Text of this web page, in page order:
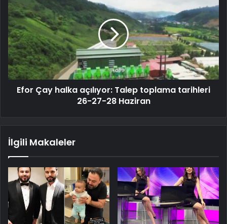
Efor Çay halka açılıyor: Talep toplama tarihleri
26-27-28 Haziran
İlgili Makaleler